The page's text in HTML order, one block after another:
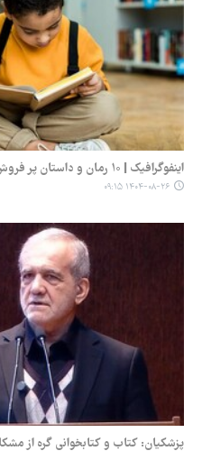
اینفوگرافیک | ۱۰ رمان و داستان پر فروش ایرانی
۱۴۰۴-۰۸-۲۶ ۰۹:۱۵
پزشکیان: کتاب و کتابخوانی گره از